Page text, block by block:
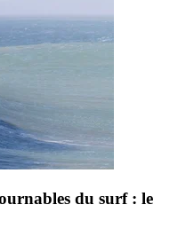
du surf : le